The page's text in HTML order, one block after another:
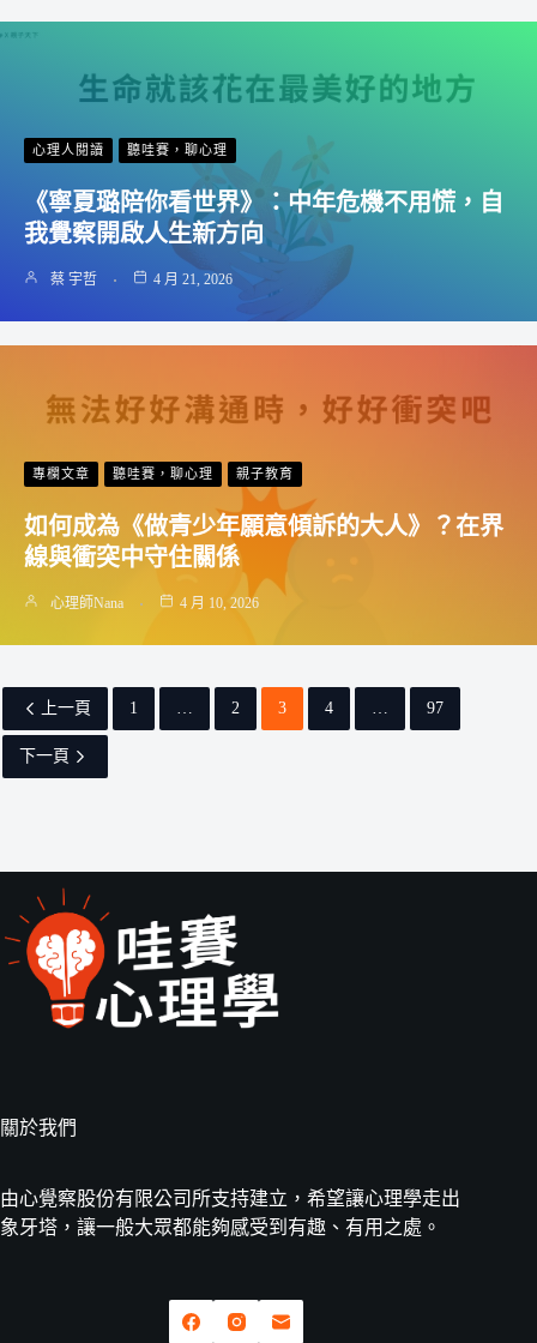
心理人閱讀 聽哇賽，聊心理
《寧夏璐陪你看世界》：中年危機不用慌，自
我覺察開啟人生新方向
蔡 宇哲 4 月 21, 2026
專欄文章 聽哇賽，聊心理 親子教育
如何成為《做青少年願意傾訴的大人》？在界
線與衝突中守住關係
心理師Nana 4 月 10, 2026
上一頁 1 2 3 4 97
下一頁
關於我們
由心覺察股份有限公司所支持建立，希望讓心理學走出
象牙塔，讓一般大眾都能夠感受到有趣、有用之處。